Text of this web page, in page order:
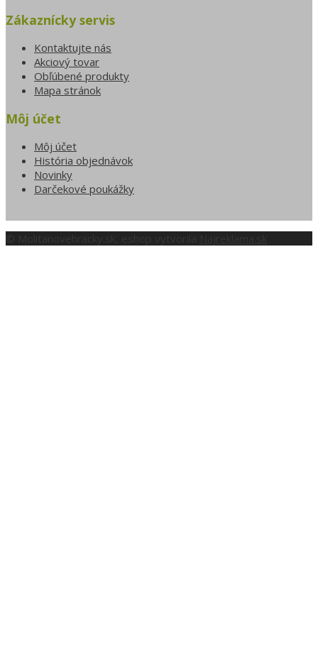
Zákaznícky servis
Kontaktujte nás
Akciový tovar
Obľúbené produkty
Mapa stránok
Môj účet
Môj účet
História objednávok
Novinky
Darčekové poukážky